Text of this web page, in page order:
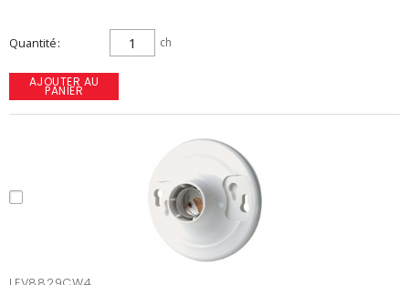
Quantité ch
AJOUTER AU
PANIER